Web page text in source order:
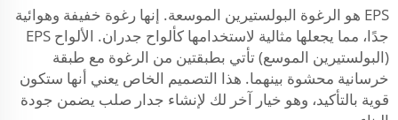
EPS هو الرغوة البولستيرين الموسعة. إنها رغوة خفيفة وهوائية
جدًا، مما يجعلها مثالية لاستخدامها كألواح جدران. الألواح EPS
(البولستيرين الموسع) تأتي بطبقتين من الرغوة مع طبقة
خرسانية محشوة بينهما. هذا التصميم الخاص يعني أنها ستكون
قوية بالتأكيد، وهو خيار آخر لك لإنشاء جدار صلب يضمن جودة